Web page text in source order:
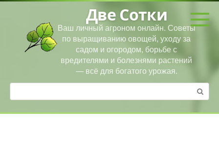
Перейти
Две Сотки
Ваш личный агроном онлайн. Советы
по выращиванию овощей, уходу за
садом и огородом, борьбе с
вредителями и болезнями растений
— всё для богатого урожая.
Поиск: